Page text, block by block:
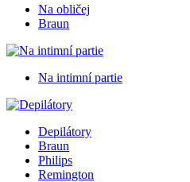
Na obličej
Braun
Na intimní partie
Depilátory
Braun
Philips
Remington